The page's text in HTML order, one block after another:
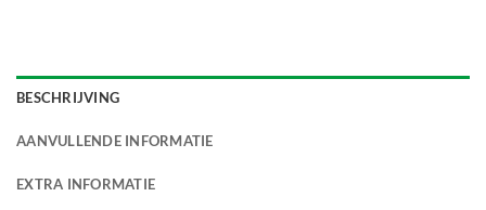
BESCHRIJVING
AANVULLENDE INFORMATIE
EXTRA INFORMATIE